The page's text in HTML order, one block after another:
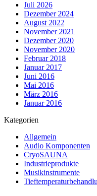
Juli 2026
Dezember 2024
August 2022
November 2021
Dezember 2020
November 2020
Februar 2018
Januar 2017
Juni 2016
Mai 2016
März 2016
Januar 2016
Kategorien
Allgemein
Audio Komponenten
CryoSAUNA
Industrieprodukte
Musikinstrumente